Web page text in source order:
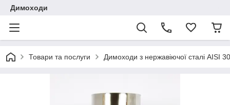
Димоходи
Товари та послуги Димоходи з нержавіючої сталі